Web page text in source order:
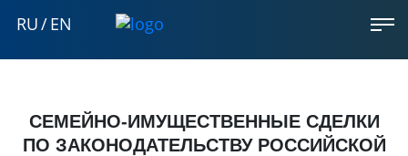
RU/EN
СЕМЕЙНО-ИМУЩЕСТВЕННЫЕ СДЕЛКИ
ПО ЗАКОНОДАТЕЛЬСТВУ РОССИЙСКОЙ